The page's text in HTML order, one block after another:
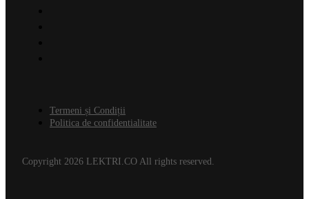
Copyright 2026 LEKTRI.CO All rights reserved.
Termeni și Condiții
Politica de confidentialitate